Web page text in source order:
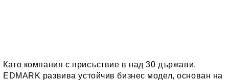
Като компания с присъствие в над 30 държави,
EDMARK развива устойчив бизнес модел, основан на